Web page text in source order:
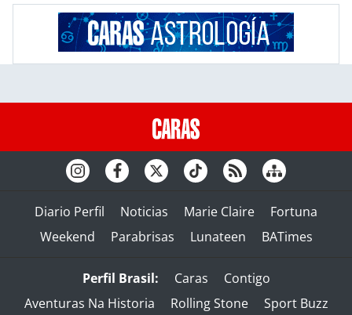
Diario Perfil Noticias Marie Claire
Fortuna
Weekend
Parabrisas Lunateen BATimes
Perfil Brasil: Caras
Contigo
Aventuras Na Historia
Rolling Stone Sport Buzz